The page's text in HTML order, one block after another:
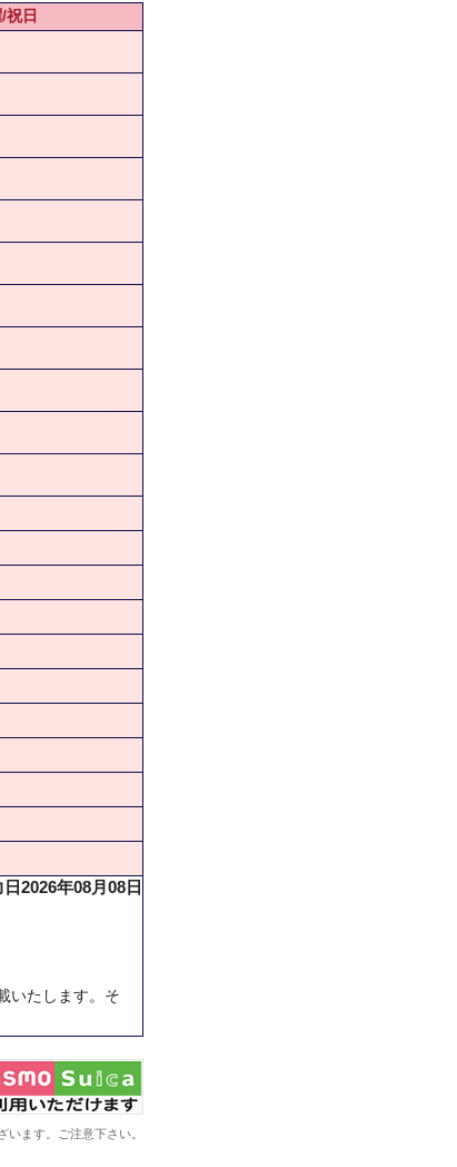
祝日
日2026年08月08日
いたします。そ
ます。ご注意下さい。